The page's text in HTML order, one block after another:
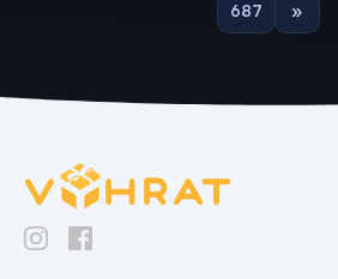
687 »